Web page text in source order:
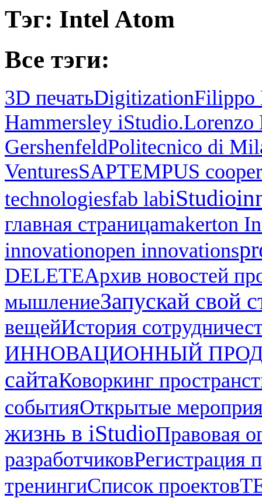
Тэг: Intel Atom
Все тэги:
3D печатьDigitizationFilippo
Hammersley iStudio.Lorenzo
GershenfeldPolitecnico di
VenturesSAPTEMPUS
technologiesfab labiStudio
главная страницаmakerton
innovationopen innovations
DELETEАрхив новостей
мышлениеЗапускай свой
вещейИстория
ИННОВАЦИОННЫЙ
сайтаКоворкинг
событияОткрытые
жизнь в iStudioПравовая
разработчиковРегистрация
тренингиСписок проектов